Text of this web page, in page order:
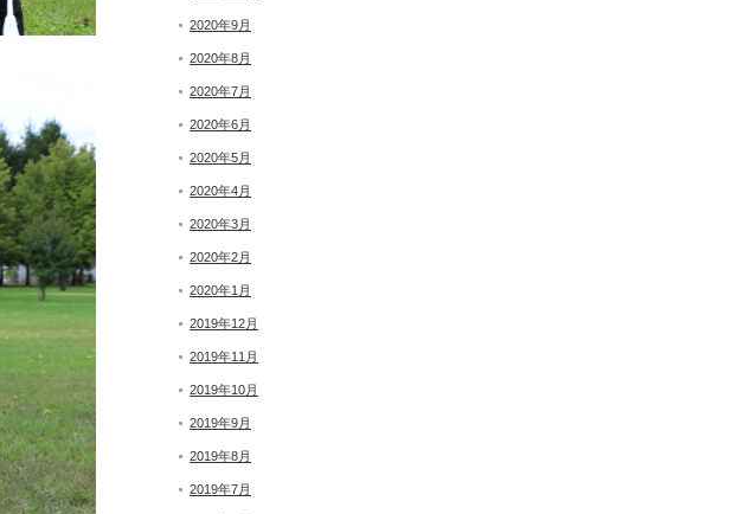
2020年9月
2020年8月
2020年7月
2020年6月
2020年5月
2020年4月
2020年3月
2020年2月
2020年1月
2019年12月
2019年11月
2019年10月
2019年9月
2019年8月
2019年7月